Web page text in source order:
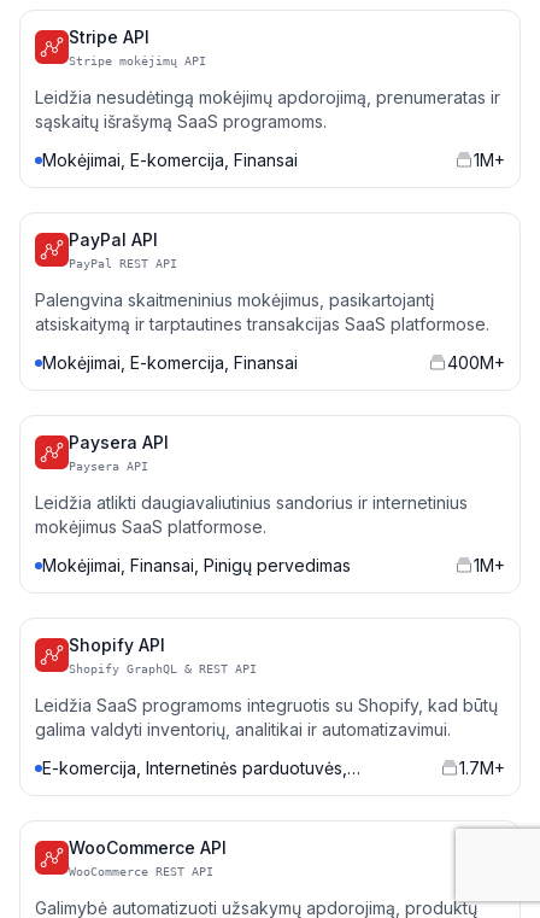
Stripe API
Stripe mokėjimų API
Leidžia nesudėtingą mokėjimų apdorojimą, prenumeratas ir
sąskaitų išrašymą SaaS programoms.
Mokėjimai, E-komercija, Finansai
1M+
PayPal API
PayPal REST API
Palengvina skaitmeninius mokėjimus, pasikartojantį
atsiskaitymą ir tarptautines transakcijas SaaS platformose.
Mokėjimai, E-komercija, Finansai
400M+
Paysera API
Paysera API
Leidžia atlikti daugiavaliutinius sandorius ir internetinius
mokėjimus SaaS platformose.
Mokėjimai, Finansai, Pinigų pervedimas
1M+
Shopify API
Shopify GraphQL & REST API
Leidžia SaaS programoms integruotis su Shopify, kad būtų
galima valdyti inventorių, analitikai ir automatizavimui.
E-komercija, Internetinės parduotuvės,
Mažmeninė prekyba
1.7M+
WooCommerce API
WooCommerce REST API
Galimybė automatizuoti užsakymų apdorojimą, produktų